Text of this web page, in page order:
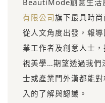
有限公司旗下最具時
從人文角度出發，報
業工作者及創意人士
視美學…期望透過我們
士或產業門外漢都能
入的了解與認識。